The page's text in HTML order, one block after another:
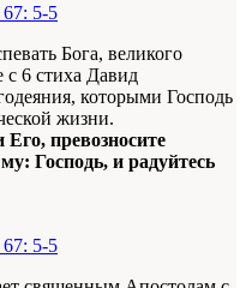
5-5
Бога, великого
с 6 стиха Давид
которыми Господь
жизни.
превозносите
Господь, и радуйтесь
5-5